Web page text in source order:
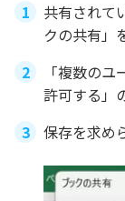
共有されて
クの共有」
「複数の
許可する」
保存を求め